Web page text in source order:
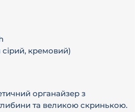
сірий, кремовий)
органайзер з
та великою скринькою.